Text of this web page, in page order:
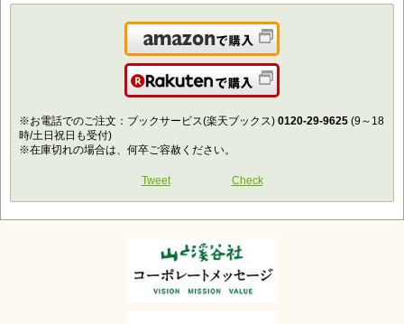
Amazonで購入
楽天で購入
※お電話でのご注文：ブックサービス(楽天ブックス) 0120-29-9625 (9～18
時/土日祝日も受付)
※在庫切れの場合は、何卒ご容赦ください。
Tweet Check